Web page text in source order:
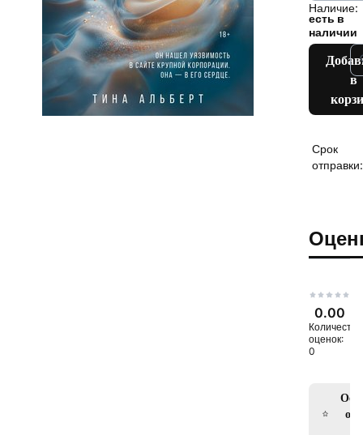
Наличие:
есть в
наличии
в
Срок
отправки:
0.00
Количество
оценок:
0